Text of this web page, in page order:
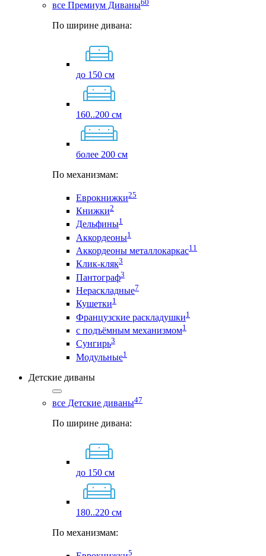
все Премиум Диваны60
По ширине дивана:
до 150 см
160..200 см
более 200 см
По механизмам:
Еврокнижки25
Книжки2
Дельфины1
Аккордеоны1
Аккордеоны металлокаркас11
Клик-кляк3
Пантограф3
Нераскладные7
Кушетки1
Французские раскладушки1
с подъёмным механизмом1
Сунгирь3
Модульные1
Детские диваны
все Детские диваны47
По ширине дивана:
до 150 см
180..220 см
По механизмам:
5